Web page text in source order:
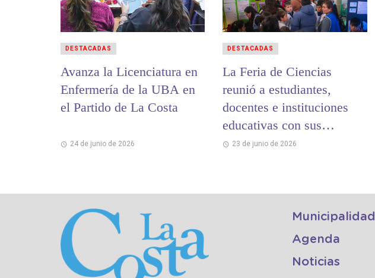
Avanza la Licenciatura en
Enfermería de la UBA en
el Partido de La Costa
24 de junio de 2026
DESTACADAS
La Feria de Ciencias
reunió a estudiantes,
docentes e instituciones
educativas con sus
proyectos de investigación
23 de junio de 2026
DESTACADAS
Municipalidad
Agenda
Noticias